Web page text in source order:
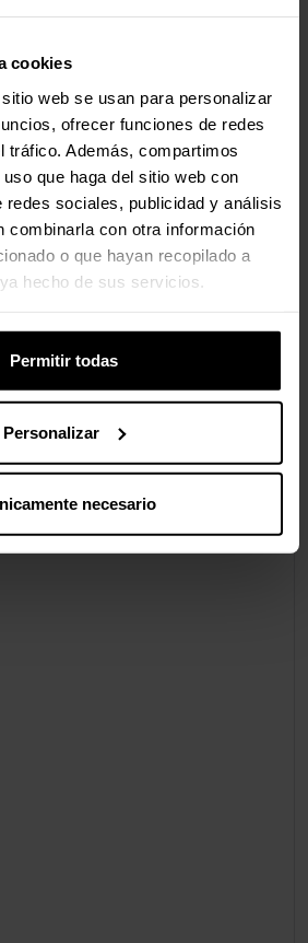
cookies
web se usan para personalizar
ofrecer funciones de redes
tráfico. Además, compartimos
que haga del sitio web con
redes sociales, publicidad y análisis
combinarla con otra información
o que hayan recopilado a
hecho de sus servicios.
Permitir todas
Personalizar
necesario
30 mm
136 mm
400 g
5.5/2.5mm, 5.5/2.1mm,